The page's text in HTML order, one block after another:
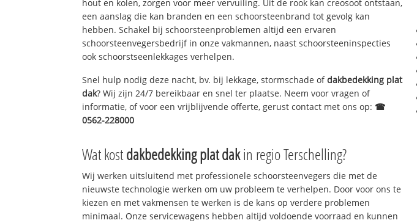
hout en kolen, zorgen voor meer vervuiling. Uit de rook kan creosoot ontstaan,
een aanslag die kan branden en een schoorsteenbrand tot gevolg kan
hebben. Schakel bij schoorsteenproblemen altijd een ervaren
schoorsteenvegersbedrijf in onze vakmannen, naast schoorsteeninspecties
ook schoorstseenlekkages verhelpen.
Snel hulp nodig deze nacht, bv. bij lekkage, stormschade ofdakbedekking plat
dak? Wij zijn 24/7 bereikbaar en snel ter plaatse. Neem voor vragen of
informatie, of voor een vrijblijvende offerte, gerust contact met ons op: ☎
0562-228000
Wat kostdakbedekking plat dakin regio Terschelling?
Wij werken uitsluitend met professionele schoorsteenvegers die met de
nieuwste technologie werken om uw probleem te verhelpen. Door voor ons te
kiezen en met vakmensen te werken is de kans op verdere problemen
minimaal. Onze servicewagens hebben altijd voldoende voorraad en kunnen